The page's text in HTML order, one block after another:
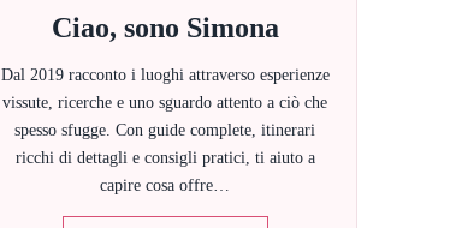
Ciao, sono Simona
Dal 2019 racconto i luoghi attraverso esperienze
vissute, ricerche e uno sguardo attento a ciò che
spesso sfugge. Con guide complete, itinerari
ricchi di dettagli e consigli pratici, ti aiuto a
capire cosa offre…